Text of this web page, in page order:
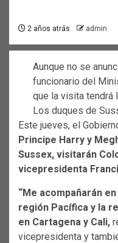
2 años atrás admin
Aunque no se
funcionario del
que la visita tendrá
Los duques de
Este jueves, el
Principe Harry y
Sussex, visitarán
vicepresidenta
“Me acompañarán
región Pacífica y la
en Cartagena y Cali,
vicepresidenta y